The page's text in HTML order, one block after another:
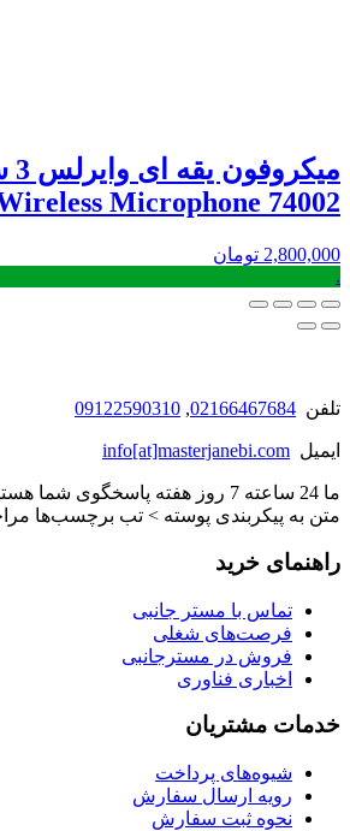
Microphone 74002
2,800,000 تومان
.
تلفن 02166467684
,
09122590310
ایمیل info[at]masterjanebi.com
ما 24 ساعته 7 روز هفته پاسخگوی
متن به پیکربندی پوسته > تب برچسب‌ها
راهنمای خرید
تماس با مستر جانبی
فرصت‌های شغلی
فروش در مسترجانبی
اخباری فناوری
خدمات مشتریان
شیوه‌های پرداخت
رویه ارسال سفارش
نحوه ثبت سفارش